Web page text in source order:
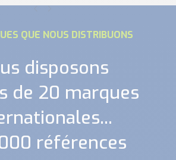
QUE NOUS DISTRIBUONS
disposons
de 20 marques
références